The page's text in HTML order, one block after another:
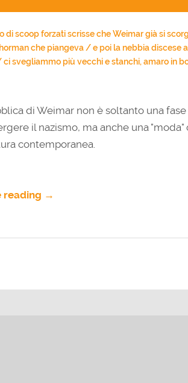
di scoop forzati scrisse che Weimar già si
che piangeva / e poi la nebbia discese
svegliammo più vecchi e stanchi, amaro in
di Weimar non è soltanto una
il nazismo, ma anche una
contemporanea.
reading →